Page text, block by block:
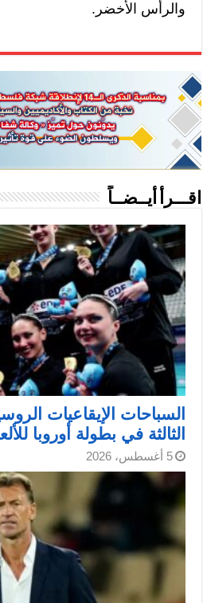
والرأس الأخضر.
اقـــرأ أيــضــاً
السباحات الإيقاعيات
الثالثة في بطولة أوروبا
5 أغسطس، 2026